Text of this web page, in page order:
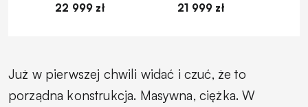
22 999 zł
21 999 zł
Już w pierwszej chwili widać i czuć, że to
porządna konstrukcja. Masywna, ciężka. W